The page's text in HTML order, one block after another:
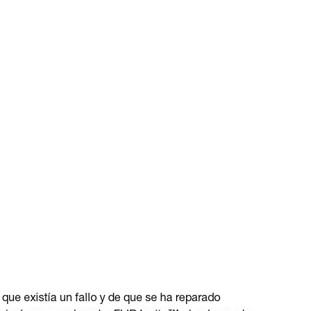
existía un fallo y de que se ha reparado